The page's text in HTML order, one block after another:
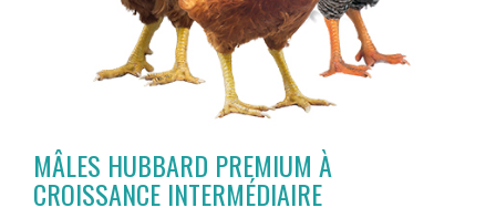
MÂLES HUBBARD PREMIUM À
CROISSANCE INTERMÉDIAIRE